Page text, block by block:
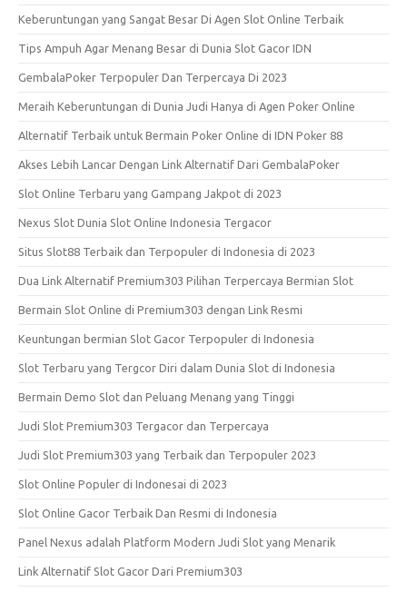
Keberuntungan yang Sangat Besar Di Agen Slot Online Terbaik
Tips Ampuh Agar Menang Besar di Dunia Slot Gacor IDN
GembalaPoker Terpopuler Dan Terpercaya Di 2023
Meraih Keberuntungan di Dunia Judi Hanya di Agen Poker Online
Alternatif Terbaik untuk Bermain Poker Online di IDN Poker 88
Akses Lebih Lancar Dengan Link Alternatif Dari GembalaPoker
Slot Online Terbaru yang Gampang Jakpot di 2023
Nexus Slot Dunia Slot Online Indonesia Tergacor
Situs Slot88 Terbaik dan Terpopuler di Indonesia di 2023
Dua Link Alternatif Premium303 Pilihan Terpercaya Bermian Slot
Bermain Slot Online di Premium303 dengan Link Resmi
Keuntungan bermian Slot Gacor Terpopuler di Indonesia
Slot Terbaru yang Tergcor Diri dalam Dunia Slot di Indonesia
Bermain Demo Slot dan Peluang Menang yang Tinggi
Judi Slot Premium303 Tergacor dan Terpercaya
Judi Slot Premium303 yang Terbaik dan Terpopuler 2023
Slot Online Populer di Indonesai di 2023
Slot Online Gacor Terbaik Dan Resmi di Indonesia
Panel Nexus adalah Platform Modern Judi Slot yang Menarik
Link Alternatif Slot Gacor Dari Premium303